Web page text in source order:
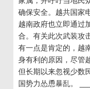
确保安全。越共国家
越南政府也立即通过
合。有关此次武装攻
有一点是肯定的，越
身有利的原因，尽管
但长期以来忽视少数
国势力怂恿暴乱。